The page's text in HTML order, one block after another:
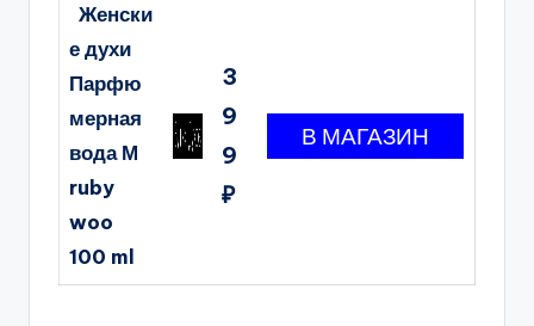
Женски
е духи
Парфю
мерная
вода М
ruby
woo
100 ml
3
9
9
₽